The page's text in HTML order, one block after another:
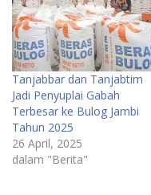
Tanjabbar dan Tanjabtim
Jadi Penyuplai Gabah
Terbesar ke Bulog Jambi
Tahun 2025
26 April, 2025
dalam "Berita"